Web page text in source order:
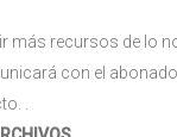
más recursos de lo
con el
.